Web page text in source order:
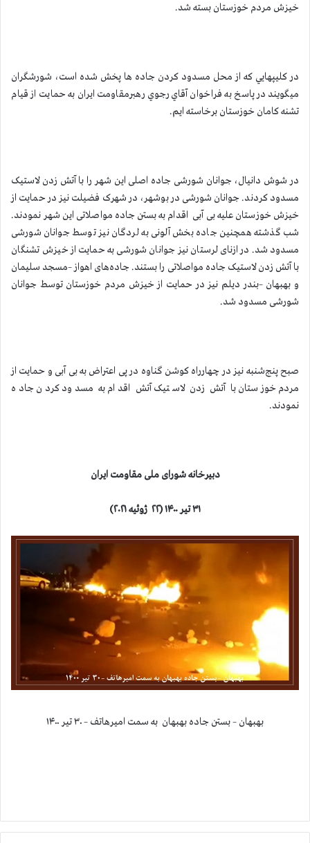
خیزش مردم خوزستان بسته شد.
در كليپهايي كه از محل مسدود كردن جاده ها پخش شده است، شورشگران
ميگويند در پاسخ به فراخوان آقاي رجوي رهبرمقاومت ايران به حمايت از قيام
تشنه كامان خوزستان برخاسته ايم.
در شوش دانیال، جوانان شورشی جاده اصلی این شهر را با آتش زدن لاستیک
مسدود کردند. جوانان شورشی در بوشهر، در شهرک فضیلت نیز در حمایت از
خیزش خوزستان علیه بی آبی اقدام به بستن جاده مواصلاتی این شهر نمودند.
شب گذشته همچنین جاده بخش آلونی به لردگان نیز توسط جوانان شورشی
مسدود شد. در ازنای لرستان نیز جوانان شورشی به حمایت از خیزش تشنگان
با آتش زدن لاستیک جاده مواصلاتی را بستند. جاده‌های اهواز –مسجد سليمان
و بهبهان –بندر ديلم نیز در حمایت از خیزش مردم خوزستان توسط جوانان
شورشی مسدود شد.
صبح پنج‌شنبه نیز در چهارراه کوشن گناوه در پی اعتراض به بی آبی و حمایت از
مردم خوزستان با آتش زدن لاستیک آتش اقدام به مسدود کردن جاده
نمودند.
دبیرخانه شورای ملی مقاومت ایران
۳۱تیر ۱۴۰۰ (۲۲ ژوئیه ۲۰۲۱)
بهبهان – بستن جاده بهبهان به سمت امیرهاتف – ۳۰ تیر ۱۴۰۰